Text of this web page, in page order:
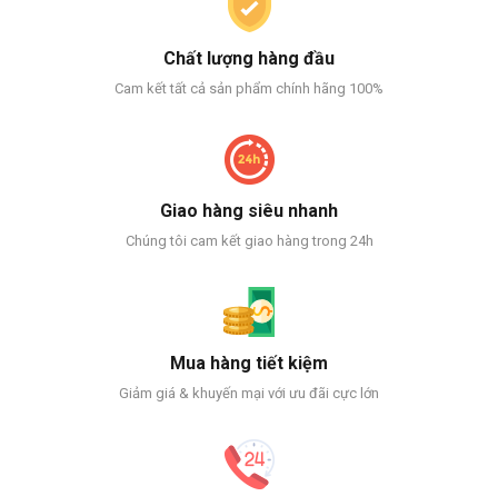
Chất lượng hàng đầu
Cam kết tất cả sản phẩm chính hãng 100%
Giao hàng siêu nhanh
Chúng tôi cam kết giao hàng trong 24h
Mua hàng tiết kiệm
Giảm giá & khuyến mại với ưu đãi cực lớn